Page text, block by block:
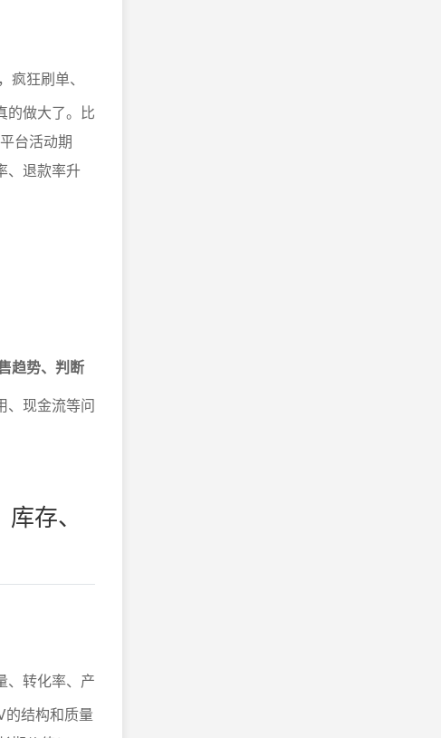
疯狂刷单、
的做大了。比
台活动期
、退款率升
趋势、判断
、现金流等问
存、
、转化率、产
的结构和质量